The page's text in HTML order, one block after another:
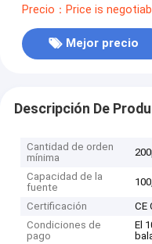
Precio：Price is
Mejor precio
Descripción De
Cantidad de orden
mínima
Capacidad de la
fuente
Certificación
CE
Condiciones de
pago
El